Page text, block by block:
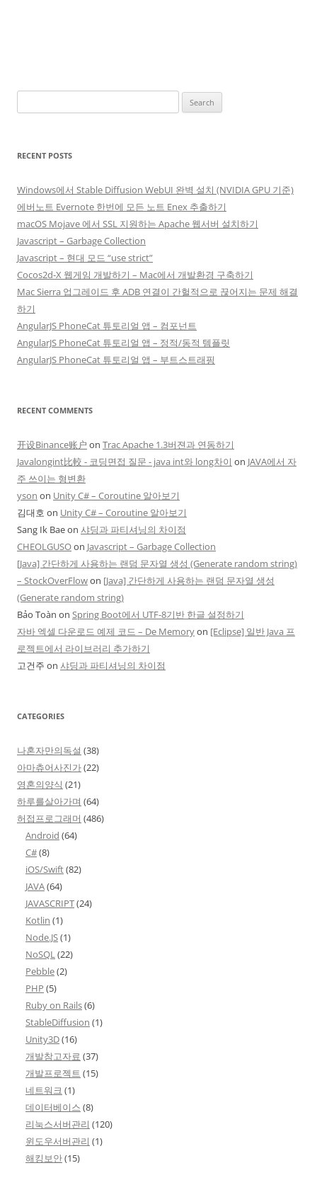
for:
RECENT POSTS
Windows에서 Stable Diffusion WebUI 완벽 설치 (NVIDIA GPU 기준)
에버노트 Evernote 한번에 모든 노트 Enex 추출하기
macOS Mojave 에서 SSL 지원하는 Apache 웹서버 설치하기
Javascript – Garbage Collection
Javascript – 현대 모드 “use strict”
Cocos2d-X 웹게임 개발하기 – Mac에서 개발환경 구축하기
Mac Sierra 업그레이드 후 ADB 연결이 간헐적으로 끊어지는 문제 해결
하기
AngularJS PhoneCat 튜토리얼 앱 – 컴포넌트
AngularJS PhoneCat 튜토리얼 앱 – 정적/동적 템플릿
AngularJS PhoneCat 튜토리얼 앱 – 부트스트래핑
RECENT COMMENTS
开设Binance账户 on Trac Apache 1.3버젼과 연동하기
Javalongint比較 - 코딩면접 질문 - java int와 long차이 on JAVA에서 자
주 쓰이는 형변환
yson on Unity C# – Coroutine 알아보기
김대호 on Unity C# – Coroutine 알아보기
Sang Ik Baeon 샤딩과 파티셔닝의 차이점
CHEOLGUSOon Javascript – Garbage Collection
[Java] 간단하게 사용하는 랜덤 문자열 생성 (Generate random string)
– StockOverFlowon [Java] 간단하게 사용하는 랜덤 문자열 생성
(Generate random string)
Bảo Toàn on Spring Boot에서 UTF-8기반 한글 설정하기
자바 엑셀 다운로드 예제 코드 – De Memoryon [Eclipse] 일반 Java 프
로젝트에서 라이브러리 추가하기
고건주 on 샤딩과 파티셔닝의 차이점
CATEGORIES
나혼자만의독설 (38)
아마츄어사진가(22)
영혼의양식 (21)
하루를살아가며 (64)
허접프로그래머 (486)
Android (64)
C#(8)
iOS/Swift(82)
JAVA(64)
JAVASCRIPT(24)
Kotlin (1)
Node.JS(1)
NoSQL(22)
Pebble(2)
PHP (5)
Ruby on Rails(6)
StableDiffusion (1)
Unity3D(16)
개발참고자료 (37)
개발프로젝트 (15)
네트워크 (1)
데이터베이스 (8)
리눅스서버관리 (120)
윈도우서버관리 (1)
해킹보안(15)